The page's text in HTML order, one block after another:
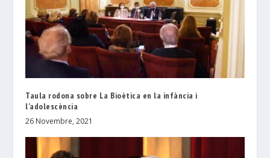
Taula rodona sobre La Bioètica en la infància i
l’adolescència
26 Novembre, 2021